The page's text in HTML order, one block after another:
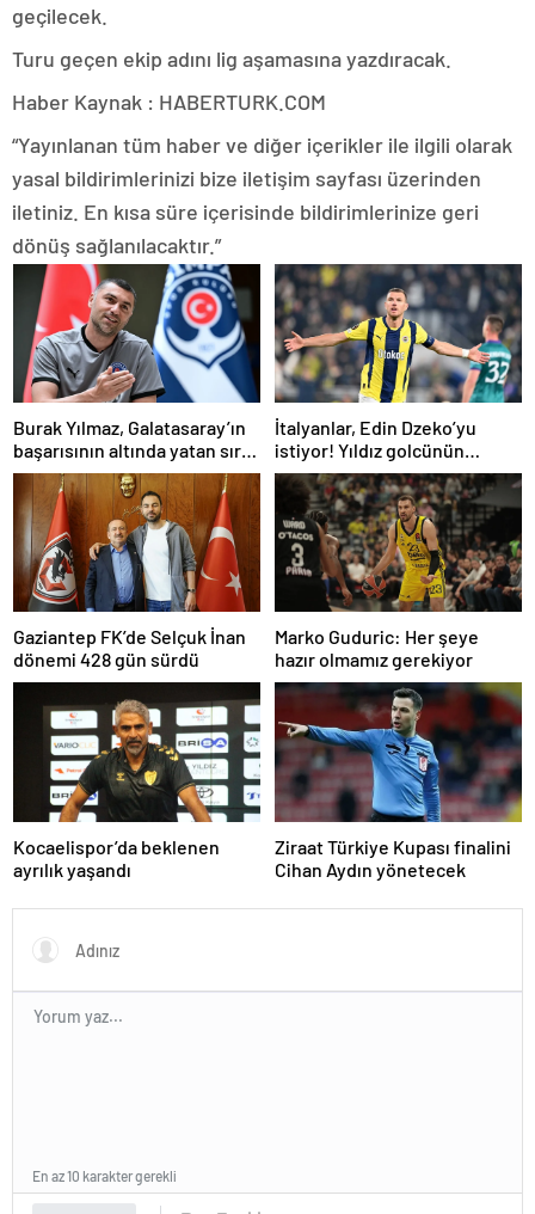
geçilecek.
Turu geçen ekip adını lig aşamasına yazdıracak.
Haber Kaynak : HABERTURK.COM
“Yayınlanan tüm haber ve diğer içerikler ile ilgili olarak
yasal bildirimlerinizi bize iletişim sayfası üzerinden
iletiniz. En kısa süre içerisinde bildirimlerinize geri
dönüş sağlanılacaktır.”
Burak Yılmaz, Galatasaray’ın
başarısının altında yatan sırrı
açıkladı
İtalyanlar, Edin Dzeko’yu
istiyor! Yıldız golcünün
transfer kararı şaşırttı…
Gaziantep FK’de Selçuk İnan
dönemi 428 gün sürdü
Marko Guduric: Her şeye
hazır olmamız gerekiyor
Kocaelispor’da beklenen
ayrılık yaşandı
Ziraat Türkiye Kupası finalini
Cihan Aydın yönetecek
En az 10 karakter gerekli